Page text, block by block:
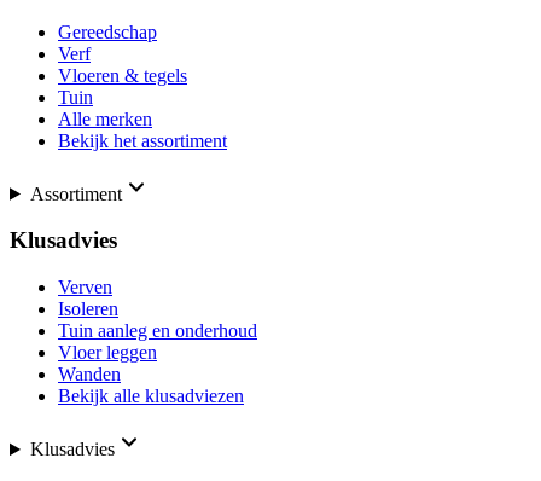
Gereedschap
Verf
Vloeren & tegels
Tuin
Alle merken
Bekijk het assortiment
Assortiment
Klusadvies
Verven
Isoleren
Tuin aanleg en onderhoud
Vloer leggen
Wanden
Bekijk alle klusadviezen
Klusadvies